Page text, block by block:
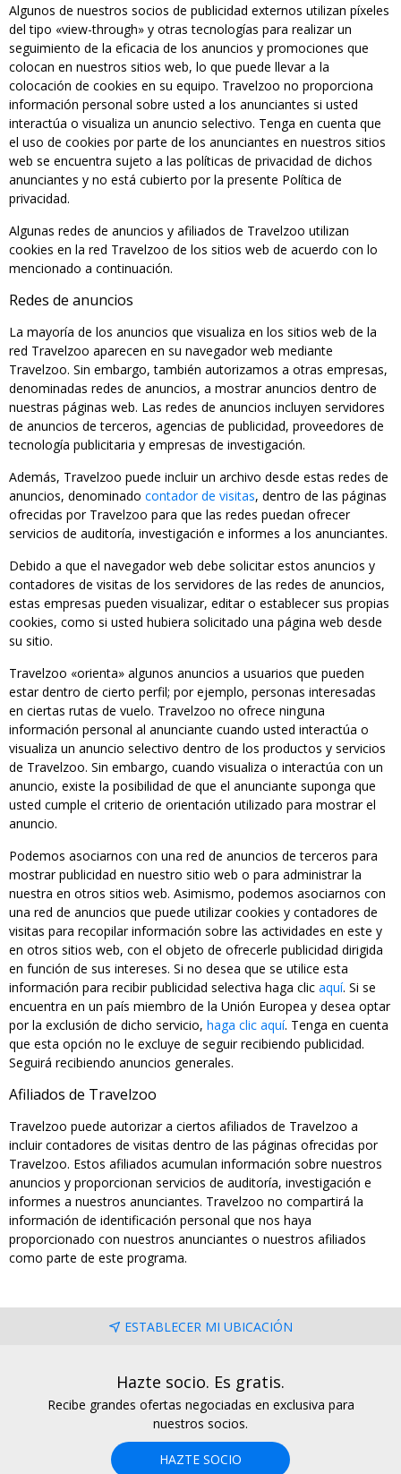
Algunos de nuestros socios de publicidad externos utilizan píxeles
del tipo «view-through» y otras tecnologías para realizar un
seguimiento de la eficacia de los anuncios y promociones que
colocan en nuestros sitios web, lo que puede llevar a la
colocación de cookies en su equipo. Travelzoo no proporciona
información personal sobre usted a los anunciantes si usted
interactúa o visualiza un anuncio selectivo. Tenga en cuenta que
el uso de cookies por parte de los anunciantes en nuestros sitios
web se encuentra sujeto a las políticas de privacidad de dichos
anunciantes y no está cubierto por la presente Política de
privacidad.
Algunas redes de anuncios y afiliados de Travelzoo utilizan
cookies en la red Travelzoo de los sitios web de acuerdo con lo
mencionado a continuación.
Redes de anuncios
La mayoría de los anuncios que visualiza en los sitios web de la
red Travelzoo aparecen en su navegador web mediante
Travelzoo. Sin embargo, también autorizamos a otras empresas,
denominadas redes de anuncios, a mostrar anuncios dentro de
nuestras páginas web. Las redes de anuncios incluyen servidores
de anuncios de terceros, agencias de publicidad, proveedores de
tecnología publicitaria y empresas de investigación.
Además, Travelzoo puede incluir un archivo desde estas redes de
anuncios, denominado contador de visitas, dentro de las páginas
ofrecidas por Travelzoo para que las redes puedan ofrecer
servicios de auditoría, investigación e informes a los anunciantes.
Debido a que el navegador web debe solicitar estos anuncios y
contadores de visitas de los servidores de las redes de anuncios,
estas empresas pueden visualizar, editar o establecer sus propias
cookies, como si usted hubiera solicitado una página web desde
su sitio.
Travelzoo «orienta» algunos anuncios a usuarios que pueden
estar dentro de cierto perfil; por ejemplo, personas interesadas
en ciertas rutas de vuelo. Travelzoo no ofrece ninguna
información personal al anunciante cuando usted interactúa o
visualiza un anuncio selectivo dentro de los productos y servicios
de Travelzoo. Sin embargo, cuando visualiza o interactúa con un
anuncio, existe la posibilidad de que el anunciante suponga que
usted cumple el criterio de orientación utilizado para mostrar el
anuncio.
Podemos asociarnos con una red de anuncios de terceros para
mostrar publicidad en nuestro sitio web o para administrar la
nuestra en otros sitios web. Asimismo, podemos asociarnos con
una red de anuncios que puede utilizar cookies y contadores de
visitas para recopilar información sobre las actividades en este y
en otros sitios web, con el objeto de ofrecerle publicidad dirigida
en función de sus intereses. Si no desea que se utilice esta
información para recibir publicidad selectiva haga clic aquí. Si se
encuentra en un país miembro de la Unión Europea y desea optar
por la exclusión de dicho servicio, haga clic aquí. Tenga en cuenta
que esta opción no le excluye de seguir recibiendo publicidad.
Seguirá recibiendo anuncios generales.
Afiliados de Travelzoo
Travelzoo puede autorizar a ciertos afiliados de Travelzoo a
incluir contadores de visitas dentro de las páginas ofrecidas por
Travelzoo. Estos afiliados acumulan información sobre nuestros
anuncios y proporcionan servicios de auditoría, investigación e
informes a nuestros anunciantes. Travelzoo no compartirá la
información de identificación personal que nos haya
proporcionado con nuestros anunciantes o nuestros afiliados
como parte de este programa.
ESTABLECER MI UBICACIÓN
Hazte socio. Es gratis.
Recibe grandes ofertas negociadas en exclusiva para
nuestros socios.
HAZTE SOCIO